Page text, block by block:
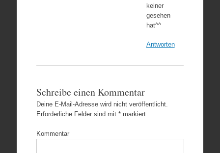
keiner
gesehen
hat^^
Antworten
Schreibe einen Kommentar
Deine E-Mail-Adresse wird nicht veröffentlicht.
Erforderliche Felder sind mit *markiert
Kommentar